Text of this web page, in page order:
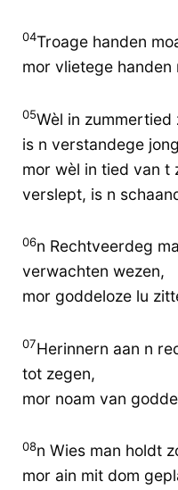
04Troage handen
mor vlietege handen
05Wèl in
is n verstandege
mor wèl in tied van t
verslept, is n
06n Rechtveerdeg
verwachten wezen,
mor goddeloze lu
07Herinnern aan n
tot zegen,
mor noam van
08n Wies man holdt
mor ain mit dom